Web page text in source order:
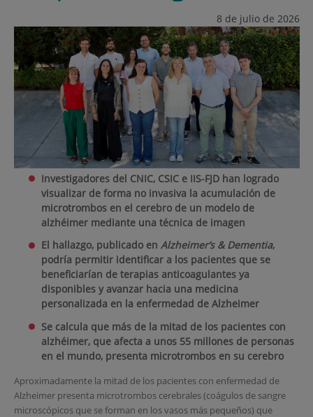
8 de julio de 2026
Investigadores del CNIC, CSIC e IIS-FJD han logrado
visualizar de forma no invasiva la acumulación de
microtrombos en el cerebro de un modelo de
alzhéimer mediante una técnica de imagen
El hallazgo, publicado en Alzheimer’s & Dementia,
podría permitir identificar a los pacientes que se
beneficiarían de terapias anticoagulantes ya
disponibles y avanzar hacia una medicina
personalizada en la enfermedad de Alzheimer
Se calcula que más de la mitad de los pacientes con
alzhéimer, que afecta a unos 55 millones de personas
en el mundo, presenta microtrombos en su cerebro
Aproximadamente la mitad de los pacientes con enfermedad de
Alzheimer presenta microtrombos cerebrales (coágulos de sangre
microscópicos que se forman en los vasos más pequeños) que